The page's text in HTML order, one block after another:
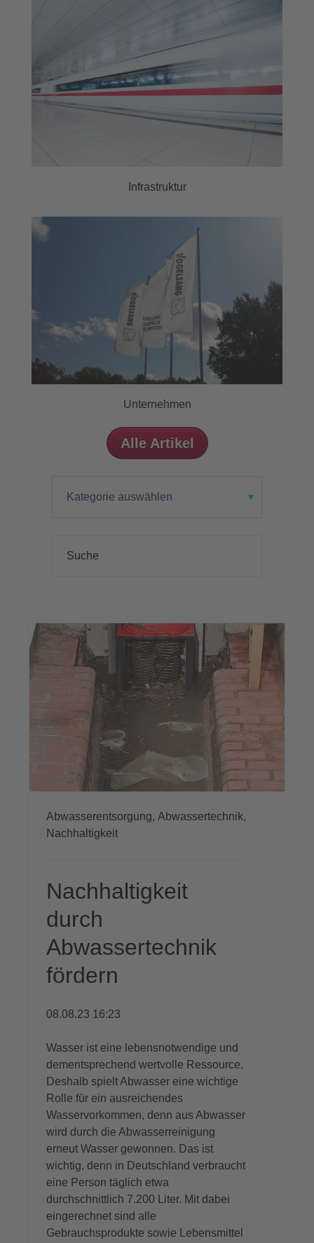
Infrastruktur
Unternehmen
Alle Artikel
Abwasserentsorgung, Abwassertechnik,
Nachhaltigkeit
Nachhaltigkeit
durch
Abwassertechnik
fördern
08.08.23 16:23
Wasser ist eine lebensnotwendige und
dementsprechend wertvolle Ressource.
Deshalb spielt Abwasser eine wichtige
Rolle für ein ausreichendes
Wasservorkommen, denn aus Abwasser
wird durch die Abwasserreinigung
erneut Wasser gewonnen. Das ist
wichtig, denn in Deutschland verbraucht
eine Person täglich etwa
durchschnittlich 7.200 Liter. Mit dabei
eingerechnet sind alle
Gebrauchsprodukte sowie Lebensmittel